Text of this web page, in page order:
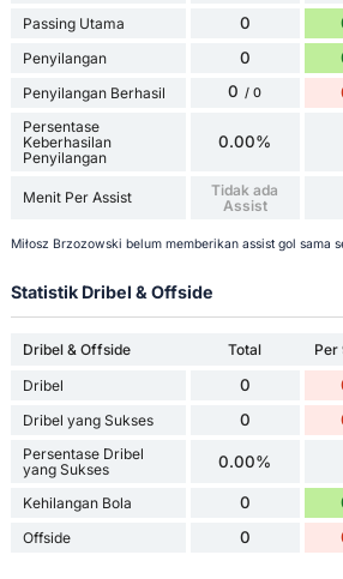
Passing Utama 0
Penyilangan 0
Penyilangan Berhasil 0 / 0
Persentase
Keberhasilan
Penyilangan
0.00%
Menit Per Assist
Tidak ada
Assist
Miłosz Brzozowski belum memberikan assist gol sama
Statistik Dribel & Offside
Dribel & Offside Total Per
Dribel
0
Dribel yang Sukses 0
Persentase Dribel
yang Sukses
0.00%
Kehilangan Bola 0
Offside 0